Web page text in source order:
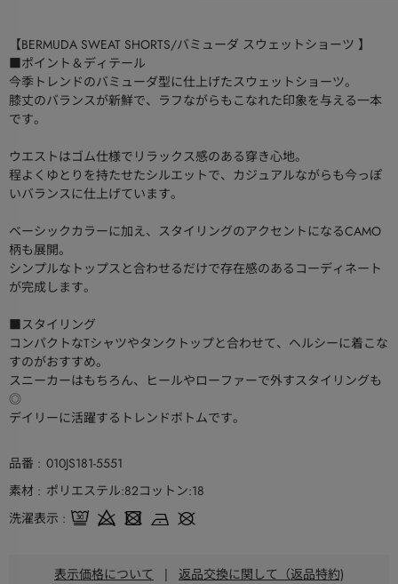
【BERMUDA SWEAT SHORTS/バミューダ スウェットショーツ 】
■ポイント＆ディテール
今季トレンドのバミューダ型に仕上げたスウェットショーツ。
膝丈のバランスが新鮮で、ラフながらもこなれた印象を与える一本
です。
ウエストはゴム仕様でリラックス感のある穿き心地。
程よくゆとりを持たせたシルエットで、カジュアルながらも今っぽ
いバランスに仕上げています。
ベーシックカラーに加え、スタイリングのアクセントになるCAMO
柄も展開。
シンプルなトップスと合わせるだけで存在感のあるコーディネート
が完成します。
■スタイリング
コンパクトなTシャツやタンクトップと合わせて、ヘルシーに着こな
すのがおすすめ。
スニーカーはもちろん、ヒールやローファーで外すスタイリングも
◎
デイリーに活躍するトレンドボトムです。
品番
010JS181-5551
素材
ポリエステル:82コットン:18
洗濯表示
表示価格について | 返品交換に関して（返品特約)